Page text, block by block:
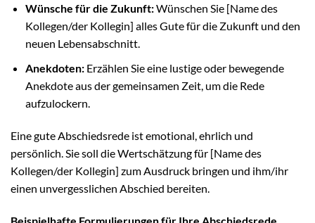
Wünsche für die Zukunft:Wünschen Sie [Name des
Kollegen/der Kollegin] alles Gute für die Zukunft und den
neuen Lebensabschnitt.
Anekdoten:Erzählen Sie eine lustige oder bewegende
Anekdote aus der gemeinsamen Zeit, um die Rede
aufzulockern.
Eine gute Abschiedsrede ist emotional, ehrlich und
persönlich. Sie soll die Wertschätzung für [Name des
Kollegen/der Kollegin] zum Ausdruck bringen und ihm/ihr
einen unvergesslichen Abschied bereiten.
Beispielhafte Formulierungen für Ihre Abschiedsrede